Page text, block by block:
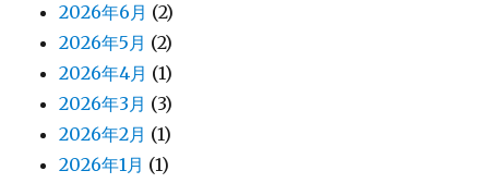
2026年6月 (2)
2026年5月 (2)
2026年4月 (1)
2026年3月 (3)
2026年2月 (1)
2026年1月 (1)